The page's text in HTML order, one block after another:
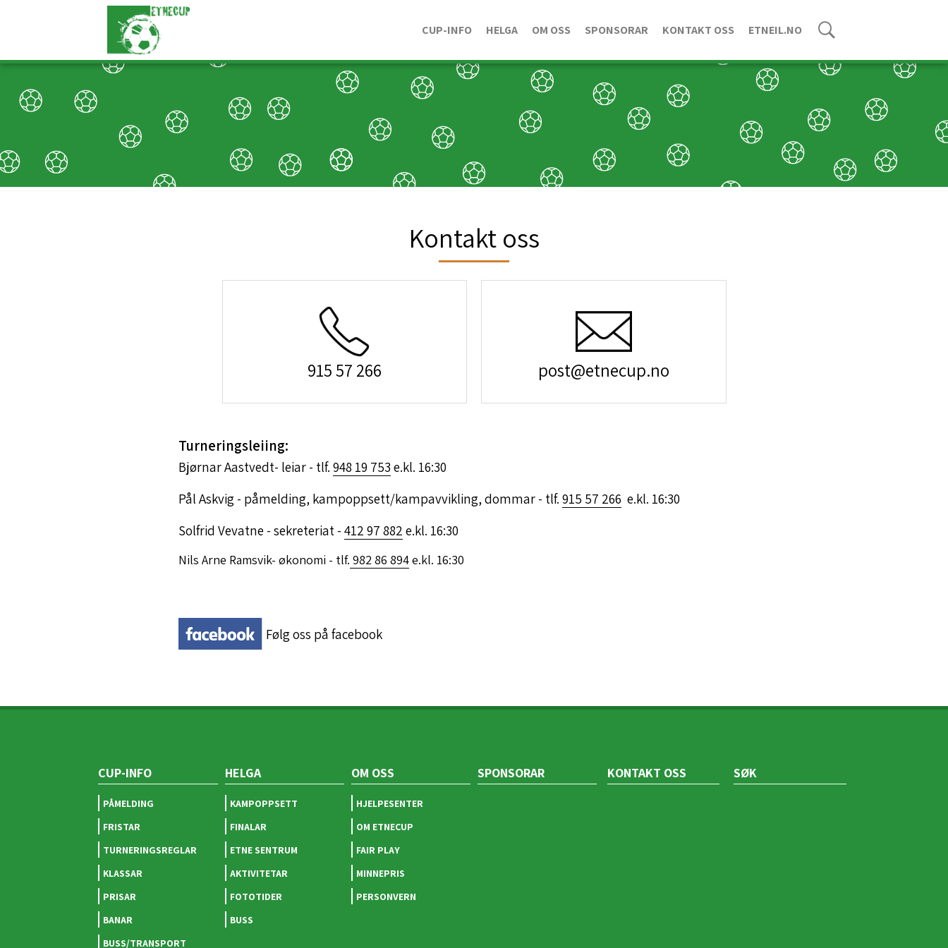
ETNEIL.NO
KONTAKT OSS
SPONSORAR
OM OSS
HELGA
CUP-INFO
Kontakt oss
915 57 266 post@etnecup.no
Turneringsleiing:
Bjørnar Aastvedt- leiar - tlf. 948 19 753 e.kl. 16:30
Pål Askvig - påmelding, kampoppsett/kampavvikling, dommar - tlf. 915 57 266 e.kl. 16:30
Solfrid Vevatne - sekreteriat - 412 97 882 e.kl. 16:30
Nils Arne Ramsvik- økonomi - tlf. 982 86 894e.kl. 16:30
Følg oss på facebook
CUP-INFO
PÅMELDING
FRISTAR
TURNERINGSREGLAR
KLASSAR
PRISAR
BANAR
BUSS/TRANSPORT
HELGA
KAMPOPPSETT
FINALAR
ETNE SENTRUM
AKTIVITETAR
FOTOTIDER
BUSS
OM OSS
HJELPESENTER
OM ETNECUP
FAIR PLAY
MINNEPRIS
PERSONVERN
SPONSORAR KONTAKT OSS SØK